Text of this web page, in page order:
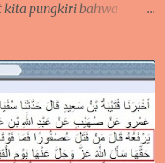
kepada Allah Swt .
KEBAIKAN ITU ?
kita pungkiri bahwa
karakter dan
mungkin tidak
Lughah al-‘Arabiyyah
bahasa arab, sedangkan
yang membahas cara